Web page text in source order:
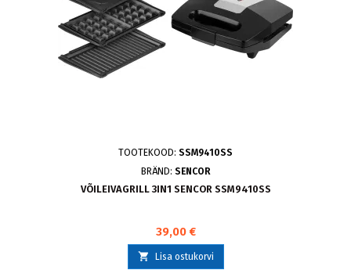
TOOTEKOOD: SSM9410SS
BRÄND: SENCOR
VÕILEIVAGRILL 3IN1 SENCOR SSM9410SS
39,00 €
 Lisa ostukorvi